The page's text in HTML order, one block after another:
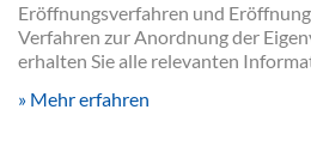
Eröffnungsverfahren und
Verfahren zur Anordnung der
erhalten Sie alle relevanten
Mehr erfahren